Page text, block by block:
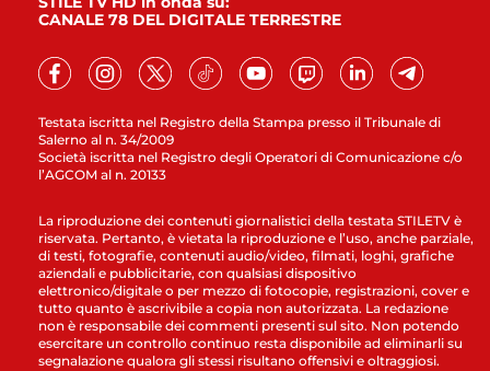
Testata iscritta nel Registro della Stampa presso il Tribunale di
Salerno al n. 34/2009
Società iscritta nel Registro degli Operatori di Comunicazione c/o
l’AGCOM al n. 20133
CANALE 78 DEL DIGITALE TERRESTRE
La riproduzione dei contenuti giornalistici della testata STILETV è
riservata. Pertanto, è vietata la riproduzione e l’uso, anche parziale,
di testi, fotografie, contenuti audio/video, filmati, loghi, grafiche
aziendali e pubblicitarie, con qualsiasi dispositivo
elettronico/digitale o per mezzo di fotocopie, registrazioni, cover e
tutto quanto è ascrivibile a copia non autorizzata. La redazione
non è responsabile dei commenti presenti sul sito. Non potendo
esercitare un controllo continuo resta disponibile ad eliminarli su
segnalazione qualora gli stessi risultano offensivi e oltraggiosi.